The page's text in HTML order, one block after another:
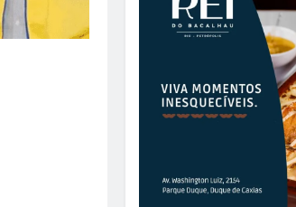
Foto: Divulgação / GovRJ